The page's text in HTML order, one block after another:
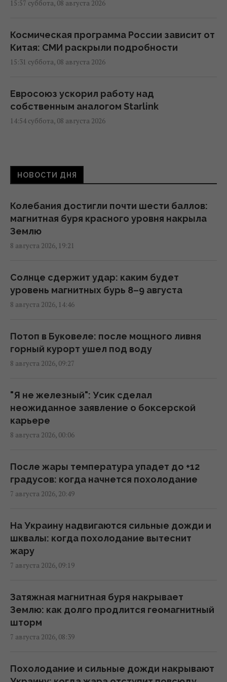
15:57 суббота, 08 августа 2026
Космическая программа России зависит от
Китая: СМИ раскрыли подробности
15:31 суббота, 08 августа 2026
Евросоюз ускорил работу над
собственным аналогом Starlink
14:54 суббота, 08 августа 2026
командовавшего войсками в Европе
12:13 суббота, 08 августа 2026
Главный генерал США ищет выход из
войны в Иране, чтобы не разозлить
Трампа, - CNN
11:21 суббота, 08 августа 2026
Разведка США связывает с Россией дрон
со взрывчаткой в аэропорту Лейпцига, –
WSJ
"Смело и мужественно": СМИ раскрыли, кто
спас украинский самолет от дрона в
08:59 суббота, 08 августа 2026
Трамп неохотно усиливает давление на
РФ, но законопроект Грэма заставит его
02:56 суббота, 08 августа 2026
Мелони отреагировала на требование
проверок в Шенгенской зоне
02:23 суббота, 08 августа 2026
Саудовская Аравия, Пакистан и Турция
обороне, – Reuters
01:44 суббота, 08 августа 2026
Бывшему главе МИД Венгрии может
СМИ
НОВОСТИ ДНЯ
Колебания достигли почти шести баллов:
магнитная буря красного уровня накрыла
Землю
8 августа 2026, 19:21
Солнце сдержит удар: каким будет
уровень магнитных бурь 8–9 августа
8 августа 2026, 14:46
Потоп в Буковеле: после мощного ливня
горный курорт ушел под воду
8 августа 2026, 09:27
"Я не железный": Усик сделал
неожиданное заявление о боксерской
карьере
8 августа 2026, 00:06
После жары температура упадет до +12
градусов: когда начнется похолодание
7 августа 2026, 20:49
На Украину надвигаются сильные дожди и
шквалы: когда похолодание вытеснит
жару
7 августа 2026, 09:19
Затяжная магнитная буря накрывает
Землю: как долго продлится геомагнитный
шторм
7 августа 2026, 08:39
Похолодание и сильные дожди накрывают